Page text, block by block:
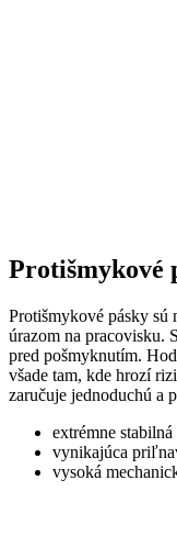
Protišmykové
Protišmykové pásky sú
úrazom na pracovisku.
pred pošmyknutím.
všade tam, kde hrozí
zaručuje jednoduchú a
extrémne
vynikajúca
vysoká